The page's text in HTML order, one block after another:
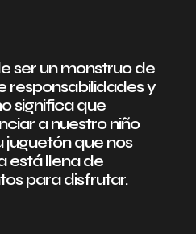
ser un monstruo de
responsabilidades y
significa que
a nuestro niño
juguetón que nos
está llena de
para disfrutar.